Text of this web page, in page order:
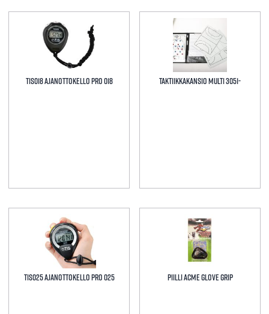
TIS018 Ajanottokello Pro 018 Taktiikkakansio Multi 3051-
TIS025 Ajanottokello Pro 025 Piilli Acme Glove Grip